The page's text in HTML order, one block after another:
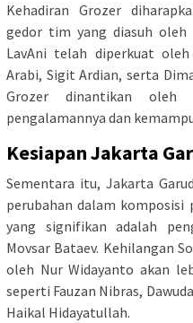
Kehadiran Grozer
gedor tim yang diasuh oleh
LavAni telah diperkuat
Arabi, Sigit Ardian, serta
Grozer dinantikan oleh
pengalamannya dan
Kesiapan Jakarta
Sementara itu, Jakarta
perubahan dalam komposisi
yang signifikan adalah
Movsar Bataev. Kehilangan
oleh Nur Widayanto akan
seperti Fauzan Nibras,
Haikal Hidayatullah.